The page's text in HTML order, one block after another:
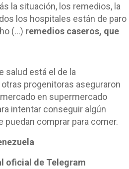
la situación, los remedios, la
los hospitales están de paro
(…) remedios caseros, que
salud está el de la
progenitoras aseguraron
en supermercado
intentar conseguir algún
puedan comprar para comer.
oficial de Telegram